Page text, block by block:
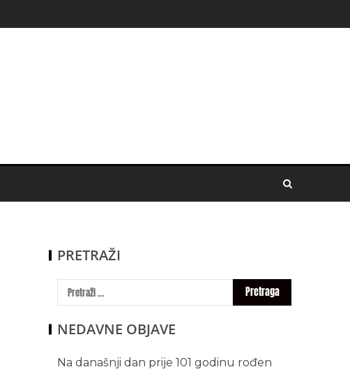
PRETRAŽI
NEDAVNE OBJAVE
Na današnji dan prije 101 godinu rođen